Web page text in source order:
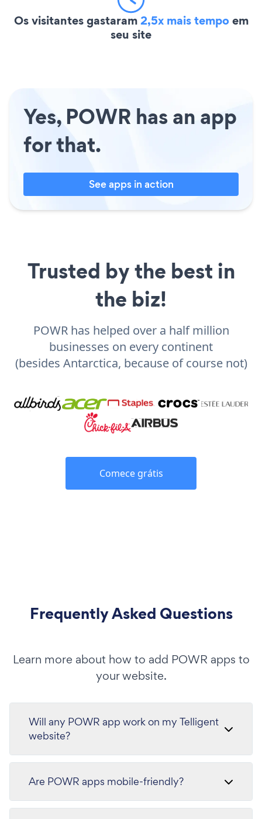
Os visitantes gastaram2,5x mais tempoem
seu site
Yes, POWR has an app
for that.
See apps in action
Trusted by the best in
the biz!
POWR has helped over a half million
businesses on every continent
(besides Antarctica, because of course not)
Comece grátis
Frequently Asked Questions
Learn more about how to add POWR apps to
your website.
Will any POWR app work on my Telligent
website?
Are POWR apps mobile-friendly?